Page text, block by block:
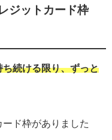
ジットカード枠
ち続ける限り、ずっと
ド枠がありました